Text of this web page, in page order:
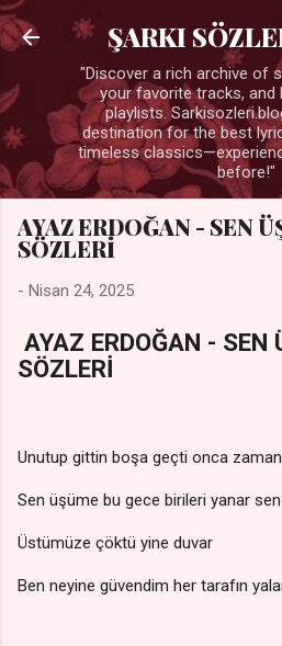
Ana içeriğe
ŞARKI
"Discover a rich archive of
your favorite tracks, and
playlists.
destination for the best
timeless
before!"
AYAZ ERDOĞAN - SEN
SÖZLERİ
- Nisan 24, 2025
AYAZ ERDOĞAN - SEN
SÖZLERİ
Unutup gittin boşa geçti onca zaman
Sen üşüme bu gece birileri yanar
Üstümüze çöktü yine duvar
Ben neyine güvendim her tarafın